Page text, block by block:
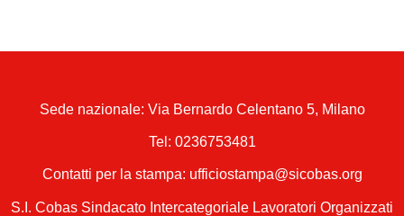
Sede nazionale: Via Bernardo Celentano 5, Milano
Tel: 0236753481
Contatti per la stampa: ufficiostampa@sicobas.org
S.I. Cobas Sindacato Intercategoriale Lavoratori Organizzati